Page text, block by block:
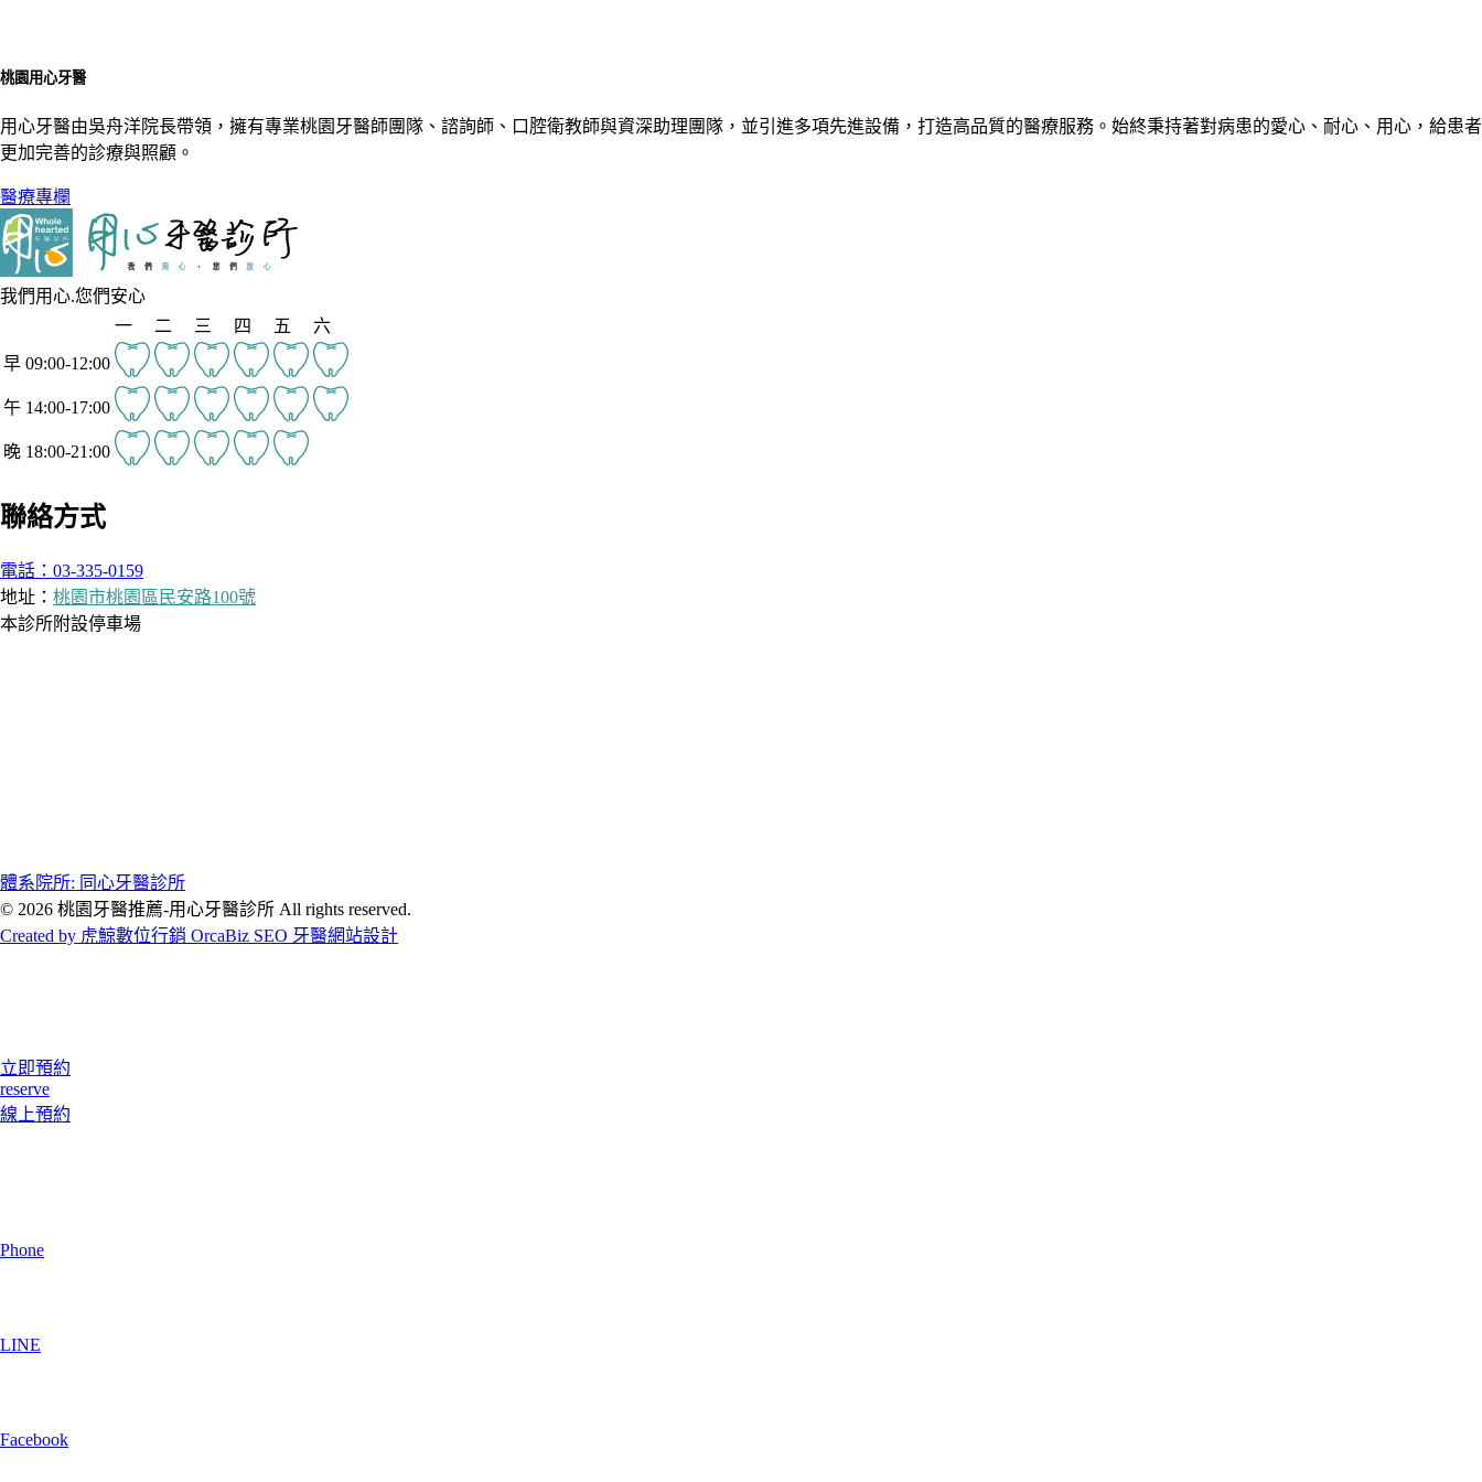
桃園用心牙醫
用心牙醫由吳舟洋院長帶領，擁有專業桃園牙醫師團隊、諮詢師、口腔衛教師與資深助理團隊，並引進多項先進設備，打造高品質的醫療服務。始終秉持著對病患的愛心、耐心、用心，給患者
更加完善的診療與照顧。
醫療專欄
我們用心.您們安心
一
二 三 四 五
六
早 09:00-12:00
午 14:00-17:00
晚 18:00-21:00
聯絡方式
電話：03-335-0159
地址： 桃園市桃園區民安路100號
本診所附設停車場
體系院所: 同心牙醫診所
© 2026 桃園牙醫推薦-用心牙醫診所 All rights reserved.
Created by 虎鯨數位行銷 OrcaBiz SEO 牙醫網站設計
立即預約
reserve
線上預約
Phone
LINE
Facebook